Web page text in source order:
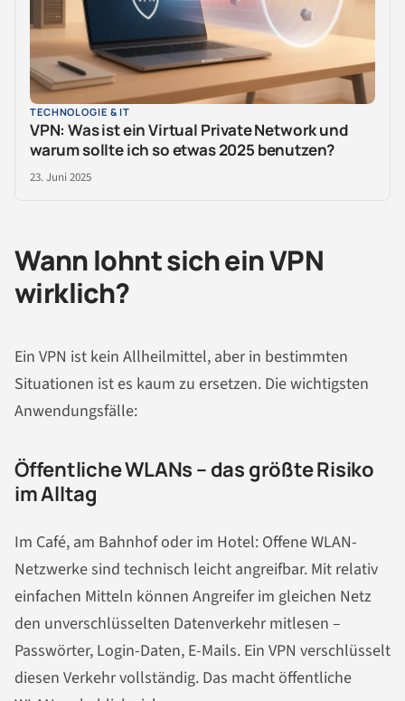
TECHNOLOGIE & IT
VPN: Was ist ein Virtual Private Network und
warum sollte ich so etwas 2025 benutzen?
23. Juni 2025
Wann lohnt sich ein VPN
wirklich?
Ein VPN ist kein Allheilmittel, aber in bestimmten
Situationen ist es kaum zu ersetzen. Die wichtigsten
Anwendungsfälle:
Öffentliche WLANs – das größte Risiko
im Alltag
Im Café, am Bahnhof oder im Hotel: Offene WLAN-
Netzwerke sind technisch leicht angreifbar. Mit relativ
einfachen Mitteln können Angreifer im gleichen Netz
den unverschlüsselten Datenverkehr mitlesen –
Passwörter, Login-Daten, E-Mails. Ein VPN verschlüsselt
diesen Verkehr vollständig. Das macht öffentliche